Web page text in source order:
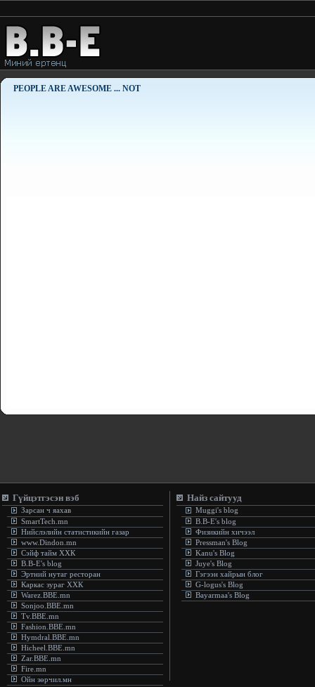
PEOPLE ARE AWESOME ... NOT
Гүйцэтгэсэн вэб
Зарсан ч яахав
SmartTech.mn
Нийслэлийн статистикийн газар
www.Dindon.mn
Сэйф тайм ХХК
B.B-E's blog
Эртний нутаг ресторан
Каркас зураг ХХК
Warez.BBE.mn
Sonjoo.BBE.mn
Tv.BBE.mn
Fashion.BBE.mn
Hymdral.BBE.mn
Hicheel.BBE.mn
Zar.BBE.mn
Fire.mn
Ойн зөрчил.мн
Найз сайтууд
Muggi's blog
B.B-E's blog
Физикийн хичээл
Pressman's Blog
Kanu's Blog
Juye's Blog
Гэгээн хайрын блог
G-logus's Blog
Bayarmaa's Blog